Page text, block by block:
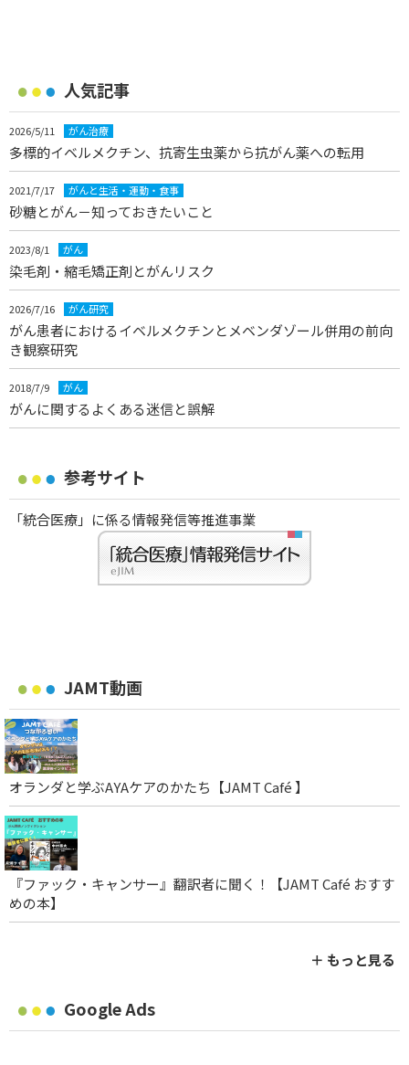
人気記事
2026/5/11 がん治療
多標的イベルメクチン、抗寄生虫薬から抗がん薬への転用
2021/7/17 がんと生活・運動・食事
砂糖とがん－知っておきたいこと
2023/8/1 がん
染毛剤・縮毛矯正剤とがんリスク
2026/7/16 がん研究
がん患者におけるイベルメクチンとメベンダゾール併用の前向
き観察研究
2018/7/9 がん
がんに関するよくある迷信と誤解
参考サイト
「統合医療」に係る情報発信等推進事業
JAMT動画
オランダと学ぶAYAケアのかたち【JAMT Café 】
『ファック・キャンサー』翻訳者に聞く！【JAMT Café おすす
めの本】
＋ もっと見る
Google Ads